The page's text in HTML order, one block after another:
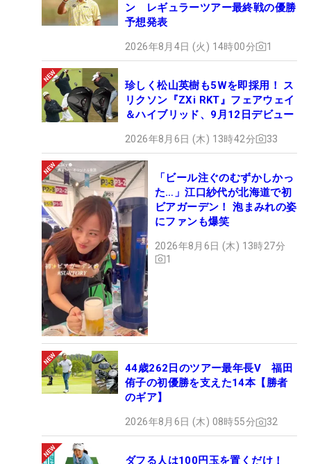
ン レギュラーツアー最終戦の優勝
予想発表
2026年8月4日 (火) 14時00分 1
珍しく松山英樹も5Wを即採用！ ス
リクソン『ZXi RKT』フェアウェイ
＆ハイブリッド、9月12日デビュー
2026年8月6日 (木) 13時42分 33
「ビール注ぐのむずかしかっ
た…」江口紗代が北海道で初
ビアガーデン！ 泡まみれの姿
にファンも爆笑
2026年8月6日 (木) 13時27分
1
44歳262日のツアー最年長V 福田
侑子の初優勝を支えた14本【勝者
のギア】
2026年8月6日 (木) 08時55分 32
ダフる人は100円玉を置くだけ！